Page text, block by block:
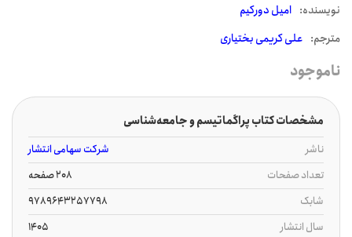
نويسنده: امیل دورکیم
مترجم: علی کریمی بختیاری
ناموجود
مشخصات کتاب پراگماتیسم و جامعه‌شناسی
ناشر
شرکت سهامی انتشار
تعداد صفحات
208 صفحه
شابک
9789643257798
سال انتشار
1405